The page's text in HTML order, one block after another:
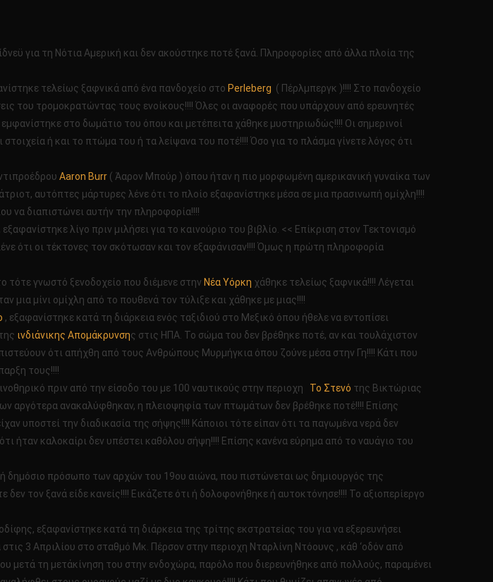
για τη Νότια Αμερική και δεν ακούστηκε ποτέ ξανά. Πληροφορίες από άλλα πλοία της
τελείως ξαφνικά από ένα πανδοχείο στο Perleberg ( Πέρλμπεργκ )!!!! Στο πανδοχείο
του τρομοκρατώντας τους ενοίκους!!!! Όλες οι αναφορές που υπάρχουν από ερευνητές
στο δωμάτιο του όπου και μετέπειτα χάθηκε μυστηριωδώς!!!! Οι σημερινοί
ή και το πτώμα του ή τα λείψανα του ποτέ!!!! Όσο για το πλάσμα γίνετε λόγος ότι
Aaron Burr ( Άαρον Μπούρ ) όπου ήταν η πιο μορφωμένη αμερικανική γυναίκα των
αυτόπτες μάρτυρες λένε ότι το πλοίο εξαφανίστηκε μέσα σε μια πρασινωπή ομίχλη!!!!
να διαπιστώνει αυτήν την πληροφορία!!!!
, εξαφανίστηκε λίγο πριν μιλήσει για το καινούριο του βιβλίο. << Επίκριση στον Τεκτονισμό
ότι οι τέκτονες τον σκότωσαν και τον εξαφάνισαν!!!! Όμως η πρώτη πληροφορία
τότε γνωστό ξενοδοχείο που διέμενε στην Νέα Υόρκη χάθηκε τελείως ξαφνικά!!!! Λέγεται
μίνι ομίχλη από το πουθενά τον τύλιξε και χάθηκε με μιας!!!!
, εξαφανίστηκε κατά τη διάρκεια ενός ταξιδιού στο Μεξικό όπου ήθελε να εντοπίσει
ινδιάνικης Απομάκρυνσης στις ΗΠΑ. Το σώμα του δεν βρέθηκε ποτέ, αν και τουλάχιστον
ότι απήχθη από τους Ανθρώπους Μυρμήγκια όπου ζούνε μέσα στην Γη!!!! Κάτι που
τους!!!!
πριν από την είσοδο του με 100 ναυτικούς στην περιοχη Το Στενό της Βικτώριας
αργότερα ανακαλύφθηκαν, η πλειοψηφία των πτωμάτων δεν βρέθηκε ποτέ!!!! Επίσης
υποστεί την διαδικασία της σήψης!!!! Κάποιοι τότε είπαν ότι τα παγωμένα νερά δεν
ήταν καλοκαίρι δεν υπέστει καθόλου σήψη!!!! Επίσης κανένα εύρημα από το ναυάγιο του
δημόσιο πρόσωπο των αρχών του 19ου αιώνα, που πιστώνεται ως δημιουργός της
τον ξανά είδε κανείς!!!! Εικάζετε ότι ή δολοφονήθηκε ή αυτοκτόνησε!!!! Το αξιοπερίεργο
εξαφανίστηκε κατά τη διάρκεια της τρίτης εκστρατείας του για να εξερευνήσει
3 Απριλίου στο σταθμό Mκ. Πέρσον στην περιοχη Νταρλίνη Ντόουνς , κάθ ‘οδόν από
μετά τη μετάκίνηση του στην ενδοχώρα, παρόλο που διερευνήθηκε από πολλούς, παραμένει